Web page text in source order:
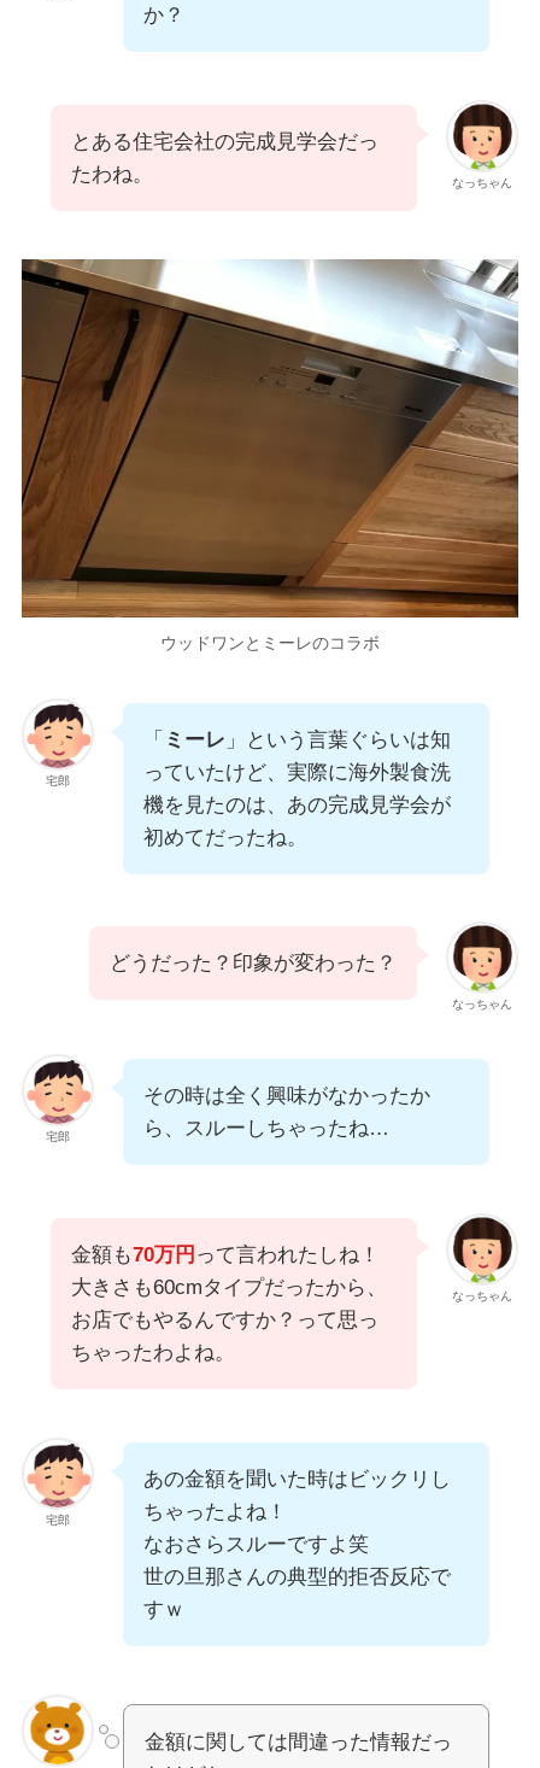
か？
なっちゃん
とある住宅会社の完成見学会だっ
たわね。
ウッドワンとミーレのコラボ
宅郎
「 ミーレ 」という言葉ぐらいは知
っていたけど、実際に海外製食洗
機を見たのは、あの完成見学会が
初めてだったね。
なっちゃん
どうだった？印象が変わった？
宅郎
その時は全く興味がなかったか
ら、スルーしちゃったね…
なっちゃん
金額も70万円 って言われたしね！
大きさも60cmタイプだったから、
お店でもやるんですか？って思っ
ちゃったわよね。
宅郎
あの金額を聞いた時はビックリし
ちゃったよね！
なおさらスルーですよ笑
世の旦那さんの典型的拒否反応で
すｗ
金額に関しては間違った情報だっ